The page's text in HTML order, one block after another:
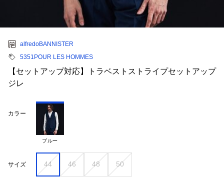
alfredoBANNISTER
5351POUR LES HOMMES
【セットアップ対応】トラベストストライプセットアップ
ジレ
カラー
ブルー
サイズ 44 46 48 50